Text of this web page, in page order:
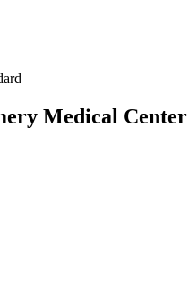
Medical Center